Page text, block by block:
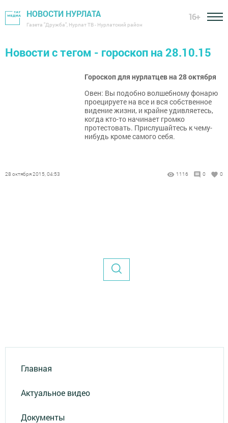
НОВОСТИ НУРЛАТА
Газета "Дружба", Нурлат ТВ - Нурлатский район
16+
Новости с тегом - гороскоп на 28.10.15
Гороскоп для нурлатцев на 28 октября
Овен: Вы подобно волшебному фонарю
проецируете на все и вся собственное
видение жизни, и крайне удивляетесь,
когда кто-то начинает громко
протестовать. Прислушайтесь к чему-
нибудь кроме самого себя.
28 октября 2015, 04:53 1116 0 0
Главная
Актуальное видео
Документы